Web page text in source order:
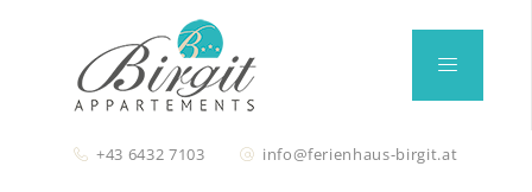
+43 6432 7103 info@ferienhaus-birgit.at